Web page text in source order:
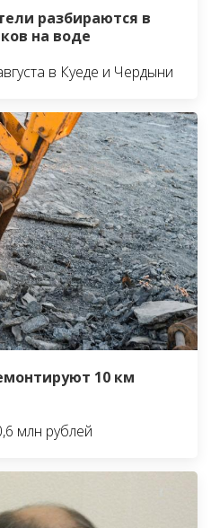
разбираются в
на воде
в Куеде и Чердыни
10 км
млн рублей